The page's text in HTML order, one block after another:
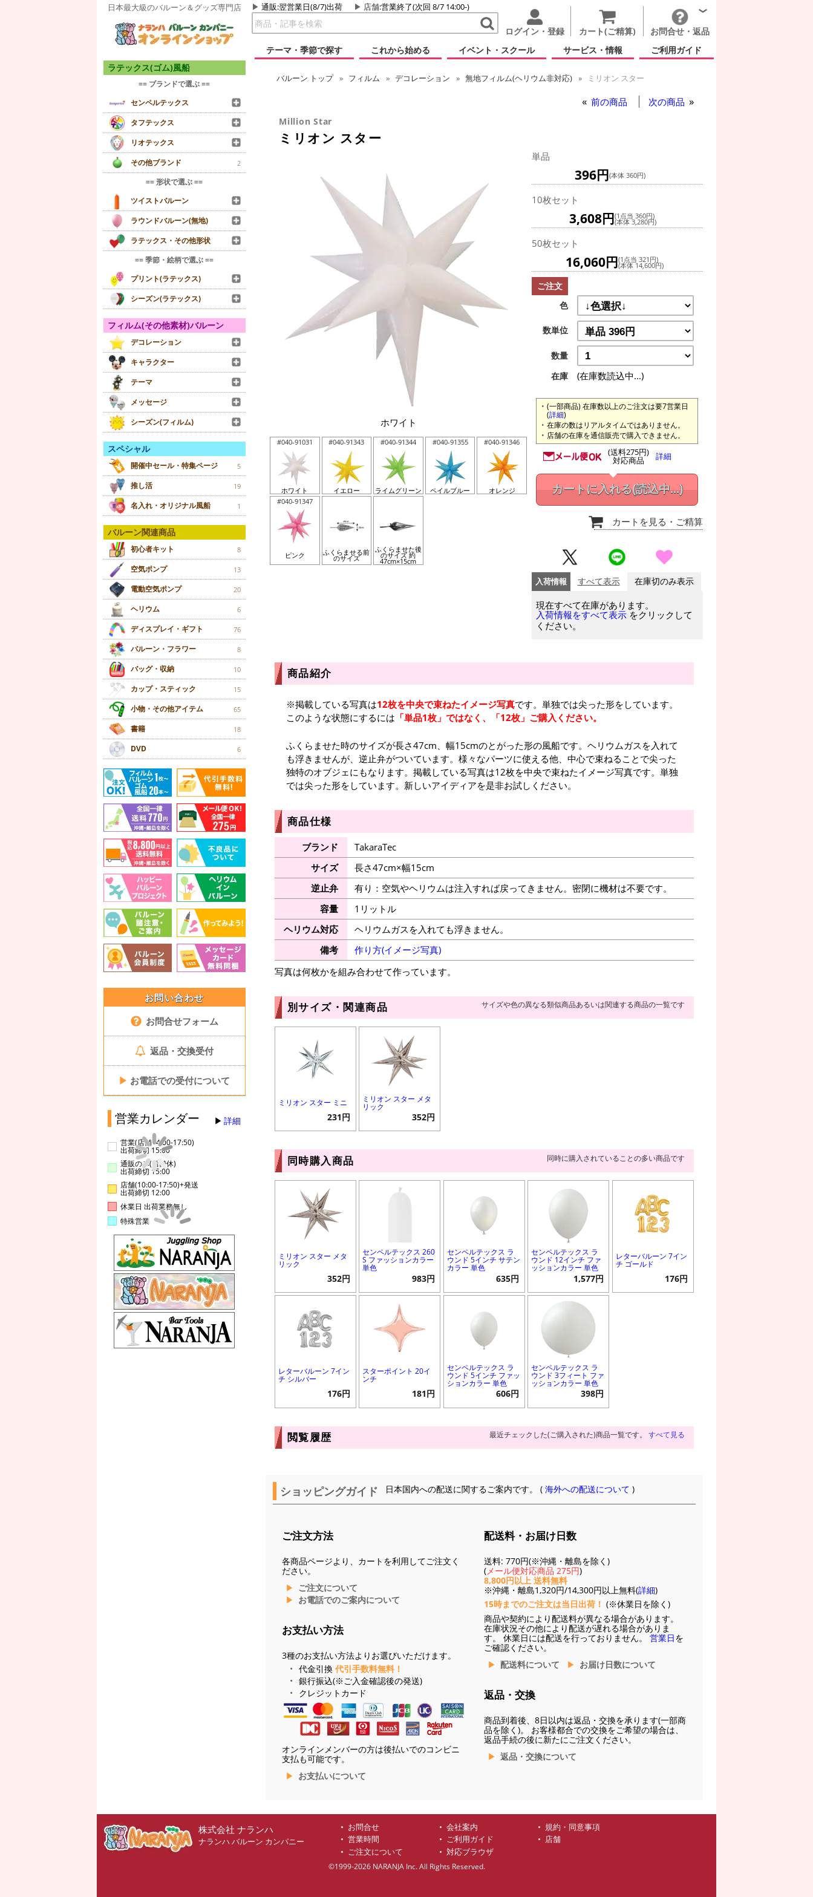
日本最大級のバルーン＆グッズ専門店 通販:翌営業日(8/7)出荷 店舗:営業終了(次回 8/7 14:00-)
ログイン・登録 カート(ご精算)
お問合せ・返品
テーマ・季節で探す
これから始める イベント・スクール サービス・情報 ご利用ガイド
ラテックス(ゴム)風船
== ブランドで選ぶ ==
センペルテックス
タフテックス
リオテックス
その他ブランド
2
== 形状で選ぶ ==
ツイストバルーン
ラウンドバルーン(無地)
ラテックス・その他形状
== 季節・絵柄で選ぶ ==
プリント(ラテックス)
シーズン(ラテックス)
フィルム(その他素材)バルーン
デコレーション
キャラクター
テーマ
メッセージ
シーズン(フィルム)
スペシャル
開催中セール・特集ページ 5
推し活 19
名入れ・オリジナル風船 1
バルーン関連商品
初心者キット 8
空気ポンプ 13
電動空気ポンプ 20
ヘリウム 6
ディスプレイ・ギフト 76
バルーン・フラワー 8
バッグ・収納 10
カップ・スティック 15
小物・その他アイテム 65
書籍 18
DVD 6
お問い合わせ
お問合せフォーム
返品・交換受付
▶ お電話での受付について
営業カレンダー 詳細
営業(店舗14:00-17:50)
出荷締切 15:00
通販のみ(店舗休)
出荷締切 15:00
店舗(10:00-17:50)+発送
出荷締切 12:00
休業日 出荷業務無し
特殊営業
バルーン トップ フィルム デコレーション 無地フィルム(ヘリウム非対応) ミリオン スター
前の商品 次の商品
Million Star
ミリオン スター
ホワイト
#040-91031
ホワイト
#040-91343
イエロー
#040-91344
ライムグリーン
#040-91355
ペイルブルー
#040-91346
オレンジ
#040-91347
ピンク ふくらませる前
のサイズ
ふくらませた後
のサイズ 約
47cm×15cm
単品
396円(本体 360円)
10枚セット
3,608円(1点当 360円)
(本体 3,280円)
50枚セット
16,060円(1点当 321円)
(本体 14,600円)
ご注文
色
数単位
数量
在庫
(在庫数読込中...)
(一部商品) 在庫数以上のご注文は要7営業日
(詳細)
在庫の数はリアルタイムではありません。
店舗の在庫を通信販売で購入できません。
(送料275円)
対応商品 詳細
カートに入れる(読込中...)
カートを見る ・ご精算
入荷情報 すべて表示 在庫切のみ表示
現在すべて在庫があります。
入荷情報をすべて表示 をクリックして
ください。
商品紹介
※掲載している写真は12枚を中央で束ねたイメージ写真です。単独では尖った形をしています。
このような状態にするには 「単品1枚」ではなく、「12枚」ご購入ください。
ふくらませた時のサイズが長さ47cm、幅15cmのとがった形の風船です。ヘリウムガスを入れて
も浮きませんが、逆止弁がついています。様々なパーツに使える他、中心で束ねることで尖った
独特のオブジェにもなります。掲載している写真は12枚を中央で束ねたイメージ写真です。単独
では尖った形をしています。新しいアイディアを是非お試しください。
商品仕様
ブランド
TakaraTec
サイズ
長さ47cm×幅15cm
逆止弁
有り：空気やヘリウムは注入すれば戻ってきません。密閉に機材は不要です。
容量
1リットル
ヘリウム対応
ヘリウムガスを入れても浮きません。
備考
作り方(イメージ写真)
写真は何枚かを組み合わせて作っています。
別サイズ・関連商品 サイズや色の異なる類似商品あるいは関連する商品の一覧です
ミリオン スター ミニ
231円
ミリオン スター メタ
リック
352円
同時購入商品 同時に購入されていることの多い商品です
ミリオン スター メタ
リック
352円
センペルテックス 260
S ファッションカラー
単色
983円
センペルテックス ラ
ウンド 5インチ サテン
カラー 単色
635円
センペルテックス ラ
ウンド 12インチ ファ
ッションカラー 単色
1,577円
レターバルーン 7イン
チ ゴールド
176円
レターバルーン 7イン
チ シルバー
176円
スターポイント 20イ
ンチ
181円
センペルテックス ラ
ウンド 5インチ ファッ
ションカラー 単色
606円
センペルテックス ラ
ウンド 3フィート ファ
ッションカラー 単色
398円
閲覧履歴 最近チェックした(ご購入された)商品一覧です。 すべて見る
ショッピングガイド 日本国内への配送に関するご案内です。 (海外への配送について )
ご注文方法
各商品ページより、カートを利用してご注文く
ださい。
ご注文について
お電話でのご案内について
お支払い方法
3種のお支払い方法よりお選びいただけます。
代金引換 代引手数料無料！
銀行振込(※ご入金確認後の発送)
クレジットカード
オンラインメンバーの方は後払いでのコンビニ
支払も可能です。
お支払いについて
配送料・お届け日数
送料: 770円(※沖縄・離島を除く)
( メール便対応商品 275円)
8,800円以上 送料無料
※沖縄・離島1,320円/14,300円以上無料(詳細)
15時までのご注文は当日出荷！ (※休業日を除く)
商品や契約により配送料が異なる場合があります。
在庫状況その他により配送が遅れる場合がありま
す。 休業日には配送を行っておりません。 営業日を
ご確認ください。
配送料について
お届け日数について
返品・交換
商品到着後、8日以内は返品・交換を承ります(一部商
品を除く)。 お客様都合での交換をご希望の場合は、
返品手続の後に新たにご注文ください。
返品・交換について
株式会社 ナランハ
ナランハ バルーン カンパニー
お問合せ 会社案内
規約・同意事項
営業時間
ご利用ガイド
店舗
ご注文について
対応ブラウザ
©1999-2026 NARANJA Inc. All Rights Reserved.